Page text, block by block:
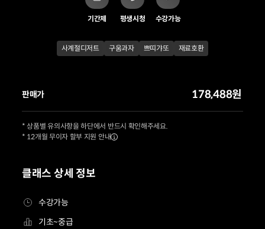
기간제 평생시청 수강가능
사계절디저트 구움과자 쁘띠갸또 재료호환
클래스 상세 정보
수강가능
기초~중급
판매가 178,488원
* 상품별 유의사항을 하단에서 반드시 확인해주세요.
* 12개월 무이자 할부 지원 안내